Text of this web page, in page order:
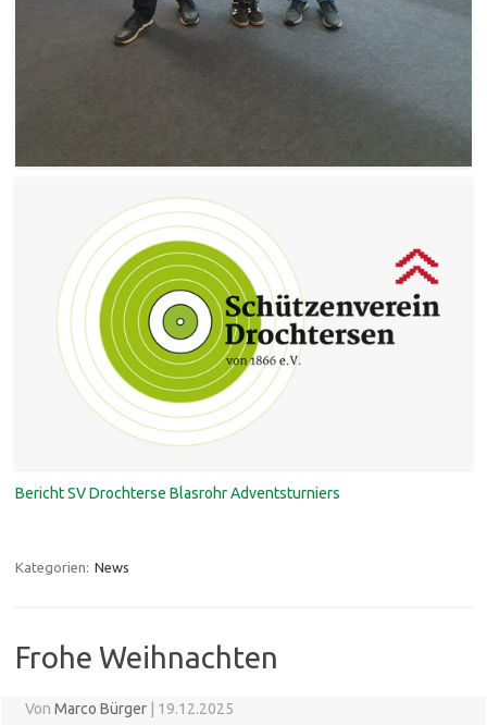
Bericht SV Drochterse Blasrohr Adventsturniers
Kategorien: News
Frohe Weihnachten
Von Marco Bürger 19.12.2025